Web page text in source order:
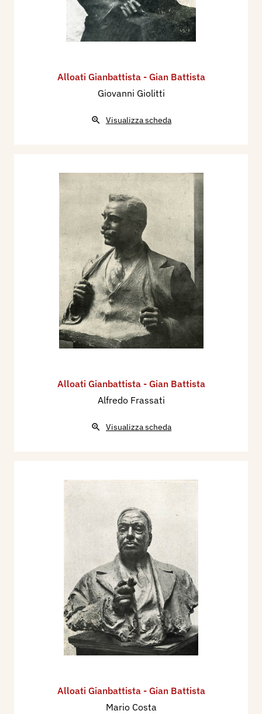
Alloati Gianbattista - Gian Battista
Giovanni Giolitti
Visualizza scheda
Alloati Gianbattista - Gian Battista
Alfredo Frassati
Visualizza scheda
Alloati Gianbattista - Gian Battista
Mario Costa